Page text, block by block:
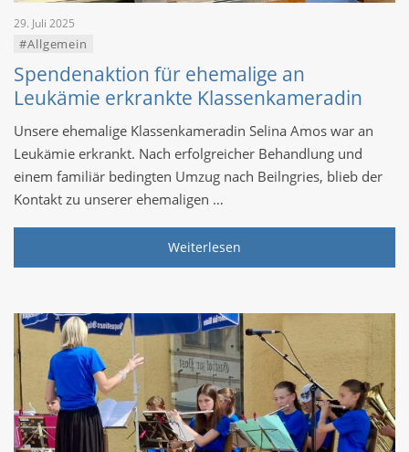
29. Juli 2025
#Allgemein
Spendenaktion für ehemalige an
Leukämie erkrankte Klassenkameradin
Unsere ehemalige Klassenkameradin Selina Amos war an
Leukämie erkrankt. Nach erfolgreicher Behandlung und
einem familiär bedingten Umzug nach Beilngries, blieb der
Kontakt zu unserer ehemaligen …
Weiterlesen